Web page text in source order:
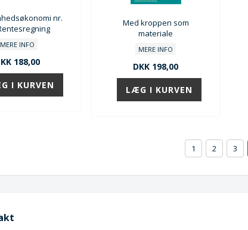
nr.
MERE INFO
188,00
Med kroppen som
materiale
MERE INFO
DKK 198,00
1 2 3